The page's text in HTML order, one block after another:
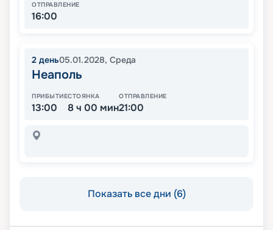
ОТПРАВЛЕНИЕ
16:00
2 день05.01.2028, Среда
Неаполь
ПРИБЫТИЕ
13:00
СТОЯНКА
8 ч 00 мин
ОТПРАВЛЕНИЕ
21:00
Показать все дни (6)